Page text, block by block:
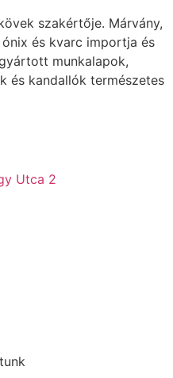
szakértője. Márvány,
és kvarc importja és
munkalapok,
és kandallók természetes
Utca 2